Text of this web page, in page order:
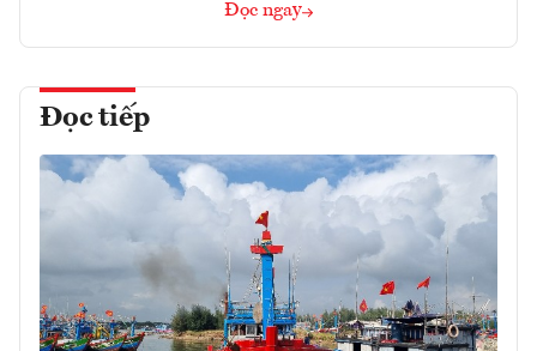
Đọc ngay
Đọc tiếp